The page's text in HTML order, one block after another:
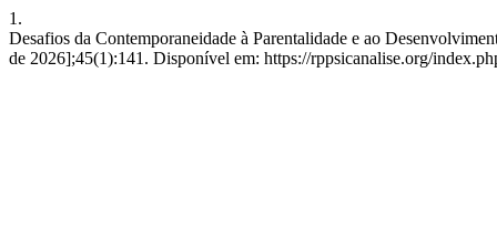
1.
Desafios da Contemporaneidade à Parentalidade e ao
de 2026];45(1):141. Disponível em: https://rppsicanalise.org/